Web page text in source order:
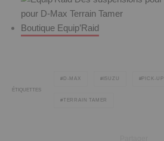
Boutique Equip’Raid
ÉTIQUETTES
D-MAX ISUZU PICK-UP
TERRAIN TAMER